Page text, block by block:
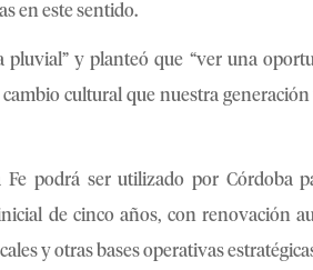
en este sentido.
pluvial” y planteó que “ver una
cultural que nuestra
podrá ser utilizado por Córdoba
de cinco años, con renovación
y otras bases operativas